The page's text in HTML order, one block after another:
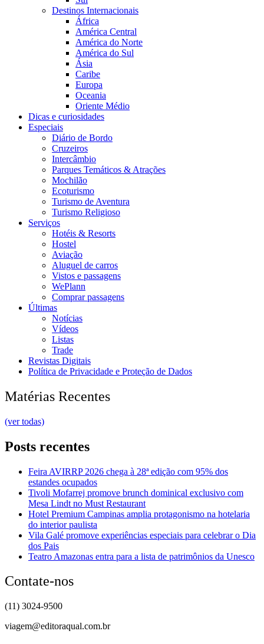
Destinos Internacionais
África
América Central
América do Norte
América do Sul
Ásia
Caribe
Europa
Oceania
Oriente Médio
Dicas e curiosidades
Especiais
Diário de Bordo
Cruzeiros
Intercâmbio
Parques Temáticos & Atrações
Mochilão
Ecoturismo
Turismo de Aventura
Turismo Religioso
Serviços
Hotéis & Resorts
Hostel
Aviação
Aluguel de carros
Vistos e passagens
WePlann
Comprar passagens
Últimas
Notícias
Vídeos
Listas
Trade
Revistas Digitais
Política de Privacidade e Proteção de Dados
Matérias Recentes
(ver todas)
Posts recentes
Feira AVIRRP 2026 chega à 28ª edição com 95% dos
estandes ocupados
Tivoli Mofarrej promove brunch dominical exclusivo com
Mesa Lindt no Must Restaurant
Hotel Premium Campinas amplia protagonismo na hotelaria
do interior paulista
Vila Galé promove experiências especiais para celebrar o Dia
dos Pais
Teatro Amazonas entra para a lista de patrimônios da Unesco
Contate-nos
(11) 3024-9500
viagem@editoraqual.com.br